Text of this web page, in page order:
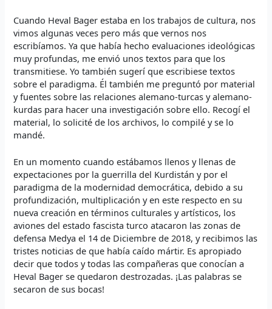
Cuando Heval Bager estaba en los trabajos de cultura, nos
vimos algunas veces pero más que vernos nos
escribíamos. Ya que había hecho evaluaciones ideológicas
muy profundas, me envió unos textos para que los
transmitiese. Yo también sugerí que escribiese textos
sobre el paradigma. Él también me preguntó por material
y fuentes sobre las relaciones alemano-turcas y alemano-
kurdas para hacer una investigación sobre ello. Recogí el
material, lo solicité de los archivos, lo compilé y se lo
mandé.
En un momento cuando estábamos llenos y llenas de
expectaciones por la guerrilla del Kurdistán y por el
paradigma de la modernidad democrática, debido a su
profundización, multiplicación y en este respecto en su
nueva creación en términos culturales y artísticos, los
aviones del estado fascista turco atacaron las zonas de
defensa Medya el 14 de Diciembre de 2018, y recibimos las
tristes noticias de que había caído mártir. Es apropiado
decir que todos y todas las compañeras que conocían a
Heval Bager se quedaron destrozadas. ¡Las palabras se
secaron de sus bocas!